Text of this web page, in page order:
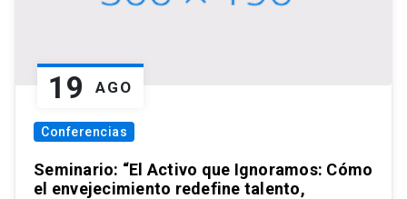
19 AGO
Conferencias
Seminario: “El Activo que Ignoramos: Cómo
el envejecimiento redefine talento,